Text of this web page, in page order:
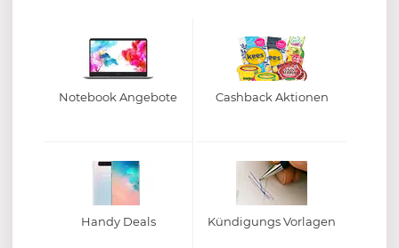
Notebook Angebote Cashback Aktionen
Handy Deals Kündigungs Vorlagen